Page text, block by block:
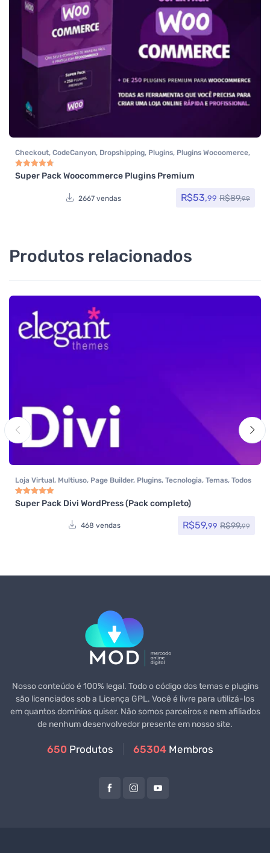
Checkout, CodeCanyon, Dropshipping, Plugins, Plugins Wocoomerce,
Todos os itens
Avaliação
Super Pack Woocommerce Plugins Premium
2667 vendas R$53,99 R$89,99
Produtos relacionados
Loja Virtual, Multiuso, Page Builder, Plugins, Tecnologia, Temas, Todos
os itens, Woocommerce
Avaliação
Super Pack Divi WordPress (Pack completo)
468 vendas R$59,99 R$99,99
Nosso conteúdo é 100% legal. Todo o código dos temas e plugins
são licenciados sob a Licença GPL. Você é livre para utilizá-los
em quantos domínios quiser. Não somos parceiros e nem afiliados
de nenhum desenvolvedor presente em nosso site.
650 Produtos 65304 Membros